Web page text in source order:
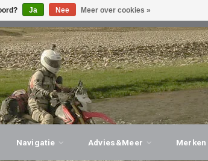
BEZOEK ONZE WINKEL!
Navigatie Advies&Meer Merken
Ja Nee Meer over cookies »